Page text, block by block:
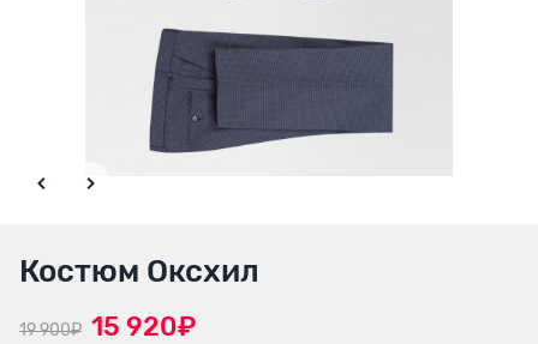
Костюм Оксхил
19 900₽ 15 920₽